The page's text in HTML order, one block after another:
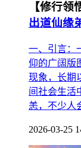
【修行领
出道仙缘
一、引言：
仰的广阔版
现象，长期
间社会生活
恙，不少人
2026-03-25